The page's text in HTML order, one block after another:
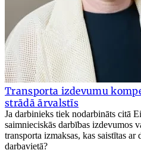
Transporta izdevumu
strādā ārvalstīs
Ja darbinieks tiek nodarbināts citā
saimnieciskās darbības izdevumos
transporta izmaksas, kas saistītas
darbavietā?